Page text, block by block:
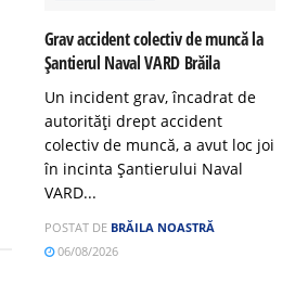
Grav accident colectiv de muncă la
Șantierul Naval VARD Brăila
Un incident grav, încadrat de
autorități drept accident
colectiv de muncă, a avut loc joi
în incinta Șantierului Naval
VARD...
POSTAT DE BRĂILA NOASTRĂ
06/08/2026